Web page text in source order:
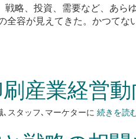
戦略、投資、需要など、あら
全容が見えてきた。かつてな
産業経営
スタッフ､マーケターに 続きを読